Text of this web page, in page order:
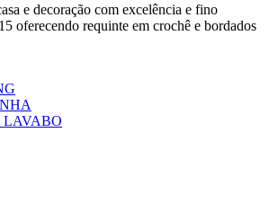
e decoração com excelência e fino
oferecendo requinte em crochê e bordados